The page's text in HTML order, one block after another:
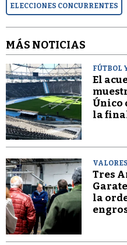
ELECCIONES CONCURRENTES
MÁS NOTICIAS
FÚTBOL
El
Único
la
Tres
la